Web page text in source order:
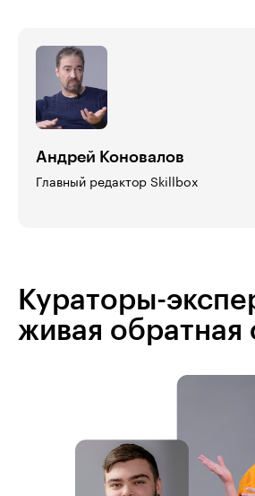
Андрей Коновалов
Главный редактор Skillbox
Кураторы-
живая обратная